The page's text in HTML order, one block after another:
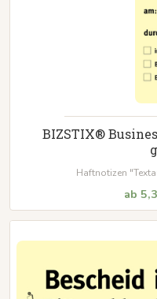
BIZSTIX®
Haftnotizen
ab